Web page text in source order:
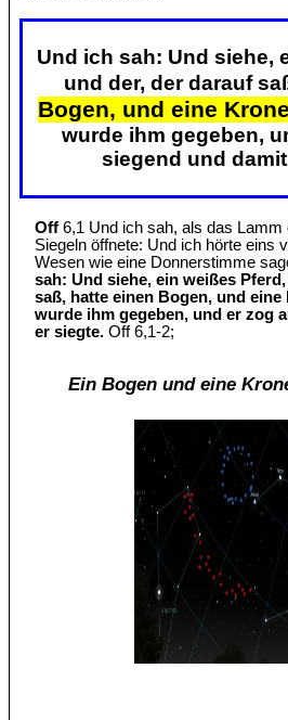
Und ich sah: Und siehe,
und der, der darauf
Bogen, und eine
wurde ihm gegeben,
siegend und
Off 6,1 Und ich sah, als das Lamm
Siegeln öffnete: Und ich hörte eins
Wesen wie eine Donnerstimme
sah: Und siehe, ein weißes
saß, hatte einen Bogen, und
wurde ihm gegeben, und er zog
er siegte. Off 6,1-2;
Ein Bogen und eine